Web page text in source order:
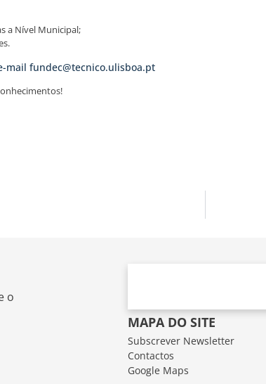
a Nível Municipal;
mail fundec@tecnico.ulisboa.pt
o
MAPA DO SITE
Subscrever Newsletter
Contactos
Google Maps